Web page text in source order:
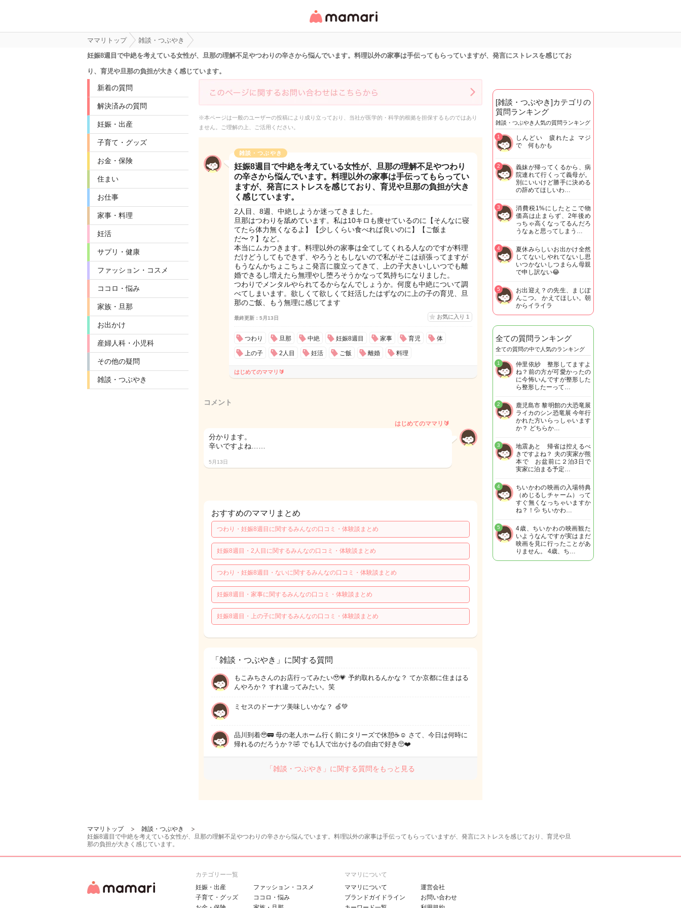
リ・情報サイト
ママリトップ
雑談・つぶやき
妊娠8週目で中絶を考えている女性が、旦那の理解不足やつわりの辛さから悩んでいます。料理以外の家事は手伝ってもらっていますが、発言にストレスを感じてお
り、育児や旦那の負担が大きく感じています。
新着の質問
解決済みの質問
妊娠・出産
子育て・グッズ
お金・保険
住まい
お仕事
家事・料理
妊活
サプリ・健康
ファッション・コスメ
ココロ・悩み
家族・旦那
お出かけ
産婦人科・小児科
その他の疑問
雑談・つぶやき
※本ページは一般のユーザーの投稿により成り立っており、当社が医学的・科学的根拠を担保するものではあり
ません。ご理解の上、ご活用ください。
雑談・つぶやき
妊娠8週目で中絶を考えている女性が、旦那の理解不足やつわり
の辛さから悩んでいます。料理以外の家事は手伝ってもらってい
ますが、発言にストレスを感じており、育児や旦那の負担が大き
く感じています。
2人目、8週、中絶しようか迷ってきました。
旦那はつわりを舐めています。私は10キロも痩せているのに【そんなに寝
てたら体力無くなるよ】【少しくらい食べれば良いのに】【ご飯ま
だ〜？】など。
本当にムカつきます。料理以外の家事は全てしてくれる人なのですが料理
だけどうしてもできず、やろうともしないので私がそこは頑張ってますが
もうなんかちょこちょこ発言に腹立ってきて、上の子大きいしいつでも離
婚できるし増えたら無理やし堕ろそうかなって気持ちになりました。
つわりでメンタルやられてるからなんでしょうか。何度も中絶について調
べてしまいます。欲しくて欲しくて妊活したはずなのに上の子の育児、旦
那のご飯、もう無理に感じてます
最終更新：5月13日 お気に入り 1
つわり 旦那 中絶 妊娠8週目 家事 育児 体
上の子 2人目 妊活 ご飯 離婚 料理
はじめてのママリ🔰
コメント
はじめてのママリ🔰
分かります。
辛いですよね……
5月13日
おすすめのママリまとめ
つわり・妊娠8週目に関するみんなの口コミ・体験談まとめ
妊娠8週目・2人目に関するみんなの口コミ・体験談まとめ
つわり・妊娠8週目・ないに関するみんなの口コミ・体験談まとめ
妊娠8週目・家事に関するみんなの口コミ・体験談まとめ
妊娠8週目・上の子に関するみんなの口コミ・体験談まとめ
「雑談・つぶやき」に関する質問
もこみちさんのお店行ってみたい🥹💗 予約取れるんかな？ てか京都に住まはる
んやろか？ すれ違ってみたい。笑
ミセスのドーナツ美味しいかな？ 🍏💚
品川到着🥹🚃 母の老人ホーム行く前にタリーズで休憩☕☺️ さて、今日は何時に
帰れるのだろうか？🤣 でも1人で出かけるの自由で好き🥺❤️
「雑談・つぶやき」に関する質問をもっと見る
[雑談・つぶやき]カテゴリの
質問ランキング
雑談・つぶやき人気の質問ランキング
しんどい 疲れたよ マジ
で 何もかも
1
義妹が帰ってくるから、病
院連れて行くって義母が。
別にいいけど勝手に決める
の辞めてほしいわ…
2
消費税1%にしたとこで物
価高は止まらず、2年後め
っちゃ高くなってるんだろ
うなぁと思ってしまう…
3
夏休みらしいお出かけ全然
してないしやれてないし思
いつかないしつまらん母親
で申し訳ない😂
4
お出迎え？の先生、まじぽ
んこつ。 かえてほしい。朝
からイライラ
5
全ての質問ランキング
全ての質問の中で人気のランキング
仲里依紗 整形してますよ
ね？前の方が可愛かったの
に今怖いんですが整形した
ら整形したーって…
1
鹿児島市 黎明館の大恐竜展
ライカのシン恐竜展 今年行
かれた方いらっしゃいます
か？ どちらか…
2
地震あと 帰省は控えるべ
きですよね？ 夫の実家が熊
本で お盆前に２泊3日で
実家に泊まる予定…
3
ちいかわの映画の入場特典
（めじるしチャーム）って
すぐ無くなっちゃいますか
ね？！💦 ちいかわ…
4
4歳、ちいかわの映画観た
いようなんですが実はまだ
映画を見に行ったことがあ
りません。 4歳、ち…
5
ママリトップ
雑談・つぶやき
妊娠8週目で中絶を考えている女性が、旦那の理解不足やつわりの辛さから悩んでいます。料理以外の家事は手伝ってもらっていますが、発言にストレスを感じており、育児や旦
那の負担が大きく感じています。
カテゴリー一覧
妊娠・出産
子育て・グッズ
ファッション・コスメ
ココロ・悩み
ママリについて
ママリについて
ブランドガイドライン
運営会社
お問い合わせ